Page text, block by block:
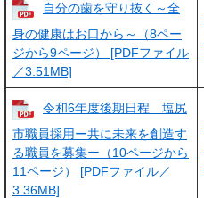
自分の歯を守り抜く～全
身の健康はお口から～（8ペー
ジから9ページ） [PDFファイル
／3.51MB]
令和6年度後期日程 塩尻
市職員採用ー共に未来を創造す
る職員を募集ー（10ページから
11ページ） [PDFファイル／
3.36MB]